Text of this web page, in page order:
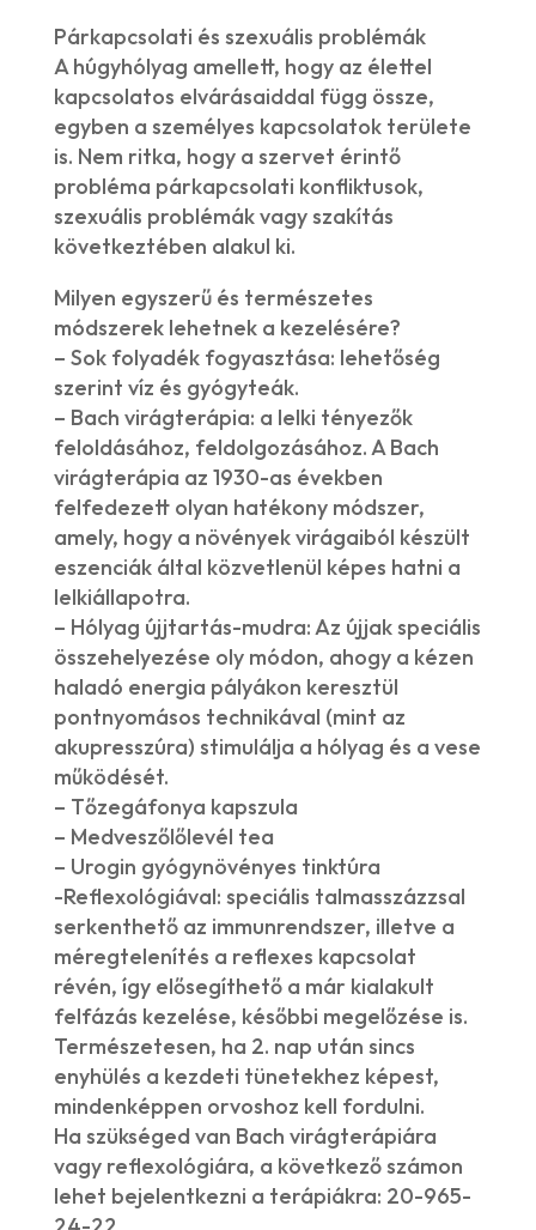
Párkapcsolati és szexuális problémák
A húgyhólyag amellett, hogy az élettel
kapcsolatos elvárásaiddal függ össze,
egyben a személyes kapcsolatok területe
is. Nem ritka, hogy a szervet érintő
probléma párkapcsolati konfliktusok,
szexuális problémák vagy szakítás
következtében alakul ki.
Milyen egyszerű és természetes
módszerek lehetnek a kezelésére?
– Sok folyadék fogyasztása: lehetőség
szerint víz és gyógyteák.
– Bach virágterápia: a lelki tényezők
feloldásához, feldolgozásához. A Bach
virágterápia az 1930-as években
felfedezett olyan hatékony módszer,
amely, hogy a növények virágaiból készült
eszenciák által közvetlenül képes hatni a
lelkiállapotra.
– Hólyag újjtartás-mudra: Az újjak speciális
összehelyezése oly módon, ahogy a kézen
haladó energia pályákon keresztül
pontnyomásos technikával (mint az
akupresszúra) stimulálja a hólyag és a vese
működését.
– Tőzegáfonya kapszula
– Medveszőlőlevél tea
– Urogin gyógynövényes tinktúra
-Reflexológiával: speciális talmasszázzsal
serkenthető az immunrendszer, illetve a
méregtelenítés a reflexes kapcsolat
révén, így elősegíthető a már kialakult
felfázás kezelése, későbbi megelőzése is.
Természetesen, ha 2. nap után sincs
enyhülés a kezdeti tünetekhez képest,
mindenképpen orvoshoz kell fordulni.
Ha szükséged van Bach virágterápiára
vagy reflexológiára, a következő számon
lehet bejelentkezni a terápiákra: 20-965-